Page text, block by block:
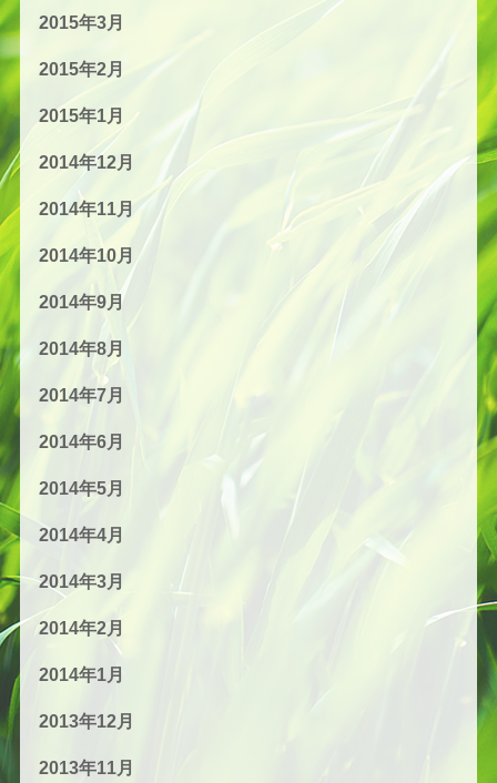
2015年3月
2015年2月
2015年1月
2014年12月
2014年11月
2014年10月
2014年9月
2014年8月
2014年7月
2014年6月
2014年5月
2014年4月
2014年3月
2014年2月
2014年1月
2013年12月
2013年11月